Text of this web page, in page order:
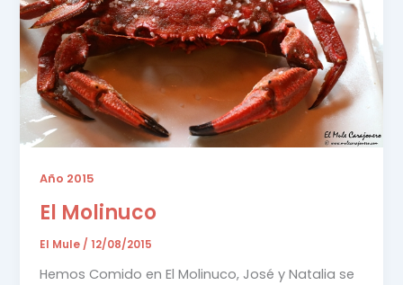
Año 2015
El Molinuco
El Mule /12/08/2015
Hemos Comido en El Molinuco, José y Natalia se